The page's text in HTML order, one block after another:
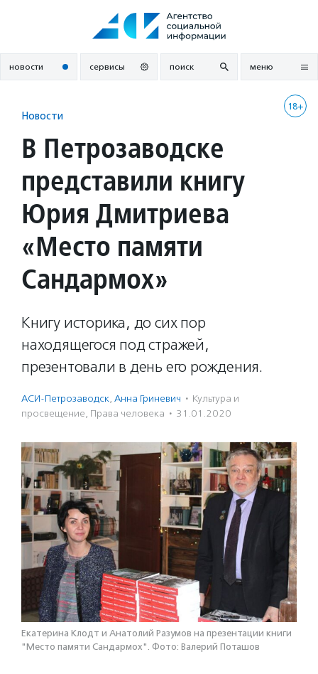
новости сервисы поиск меню
18+
Новости
В Петрозаводске
представили книгу
Юрия Дмитриева
«Место памяти
Сандармох»
Книгу историка, до сих пор
находящегося под стражей,
презентовали в день его рождения.
АСИ-Петрозаводск, Анна Гриневич · Культура и
просвещение, Права человека · 31.01.2020
Екатерина Клодт и Анатолий Разумов на презентации книги
"Место памяти Сандармох". Фото: Валерий Поташов